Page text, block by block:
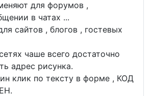
для форумов ,
в чатах ...
сайтов , блогов , гостевых
чаше всего достаточно
адрес рисунка.
клик по тексту в форме , КОД